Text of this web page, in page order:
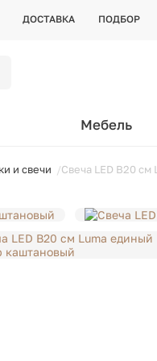
ДОСТАВКА ПОДБОР
Мебель
и свечи Свеча LED В20